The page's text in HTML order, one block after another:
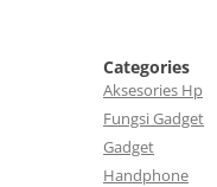
Categories
Aksesories Hp
Fungsi Gadget
Gadget
Handphone